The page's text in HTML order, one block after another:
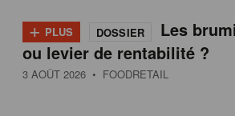
+ PLUS DOSSIER
Les
ou levier de rentabilité ?
3 AOÛT 2026 • FOODRETAIL